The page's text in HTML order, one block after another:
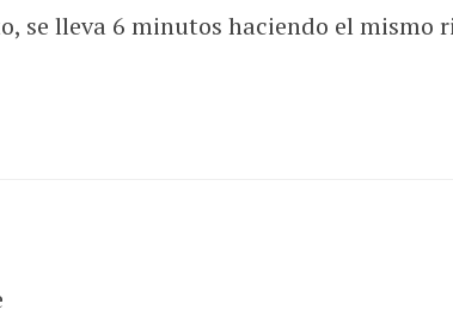
se lleva 6 minutos haciendo el mismo